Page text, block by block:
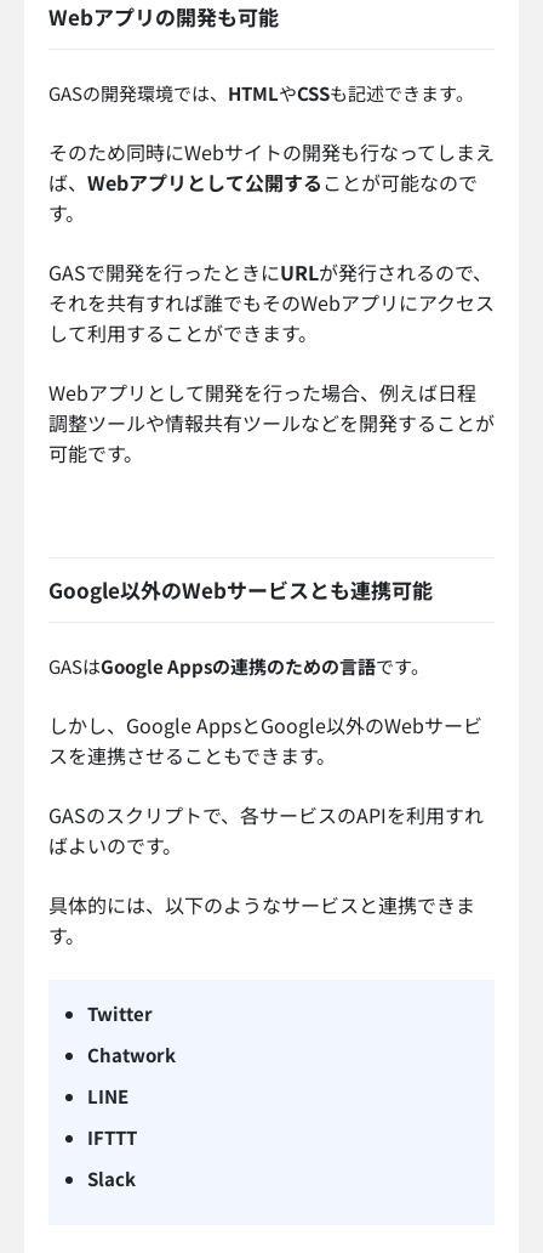
Webアプリの開発も可能
GASの開発環境では、 HTMLやCSSも記述できます。
そのため同時にWebサイトの開発も行なってしまえ
ば、 Webアプリとして公開することが可能なので
す。
GASで開発を行ったときにURLが発行されるので、
それを共有すれば誰でもそのWebアプリにアクセス
して利用することができます。
Webアプリとして開発を行った場合、例えば日程
調整ツールや情報共有ツールなどを開発することが
可能です。
Google以外のWebサービスとも連携可能
GASはGoogle Appsの連携のための言語です。
しかし、Google AppsとGoogle以外のWebサービ
スを連携させることもできます。
GASのスクリプトで、各サービスのAPIを利用すれ
ばよいのです。
具体的には、以下のようなサービスと連携できま
す。
Twitter
Chatwork
LINE
IFTTT
Slack